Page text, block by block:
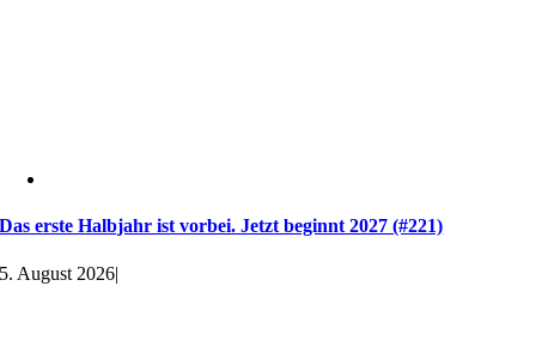
Das erste Halbjahr ist vorbei. Jetzt beginnt 2027 (#221)
5. August 2026|